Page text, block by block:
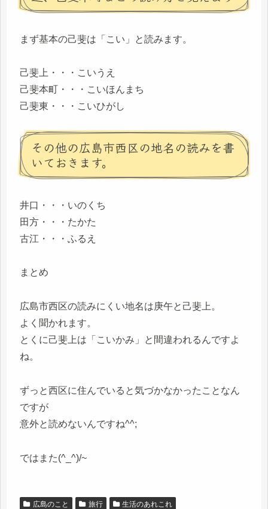
まず基本の己斐は「こい」と読みます。
己斐上・・・こいうえ
己斐本町・・・こいほんまち
己斐東・・・こいひがし
その他の広島市西区の地名の読みを書
いておきます。
井口・・・いのくち
田方・・・たかた
古江・・・ふるえ
まとめ
広島市西区の読みにくい地名は庚午と己斐上。
よく聞かれます。
とくに己斐上は「こいかみ」と間違われるんですよ
ね。
ずっと西区に住んでいると気づかなかったことなん
ですが
意外と読めないんですね^^;
ではまた(^_^)/~
広島のこと 旅行 生活のあれこれ